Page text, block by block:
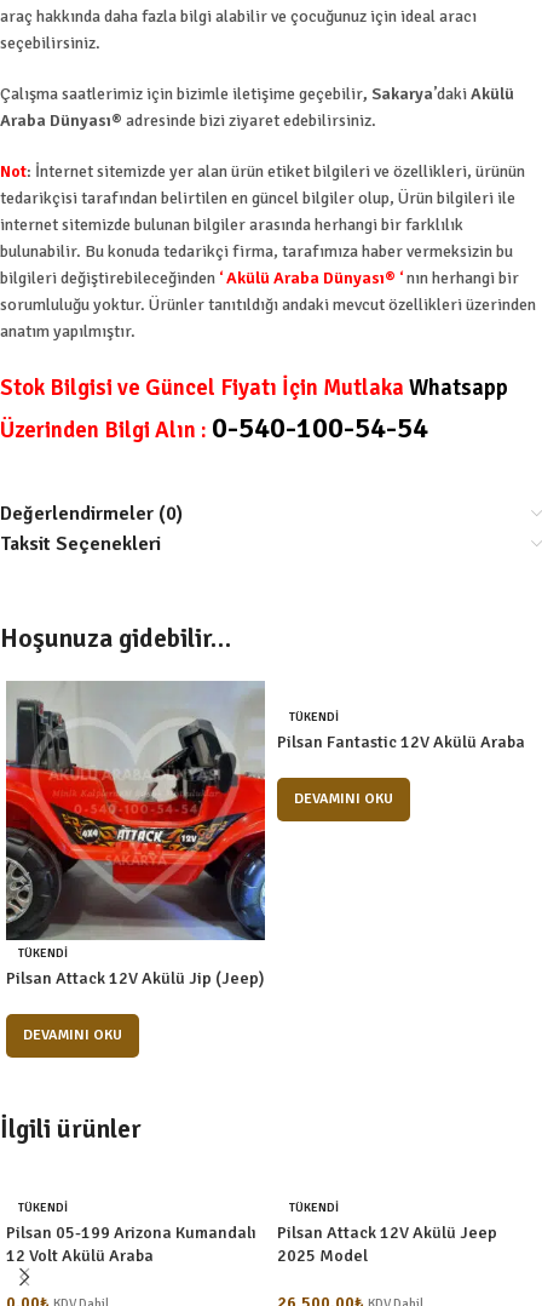
araç hakkında daha fazla bilgi alabilir ve çocuğunuz için ideal aracı
seçebilirsiniz.
Çalışma saatlerimiz için bizimle iletişime geçebilir, Sakarya’dakiAkülü
Araba Dünyası® adresinde bizi ziyaret edebilirsiniz.
Not: İnternet sitemizde yer alan ürün etiket bilgileri ve özellikleri, ürünün
tedarikçisi tarafından belirtilen en güncel bilgiler olup, Ürün bilgileri ile
internet sitemizde bulunan bilgiler arasında herhangi bir farklılık
bulunabilir. Bu konuda tedarikçi firma, tarafımıza haber vermeksizin bu
bilgileri değiştirebileceğinden ‘Akülü Araba Dünyası® ‘nın herhangi bir
sorumluluğu yoktur. Ürünler tanıtıldığı andaki mevcut özellikleri üzerinden
anatım yapılmıştır.
Stok Bilgisi ve Güncel Fiyatı İçin Mutlaka Whatsapp
Üzerinden Bilgi Alın : 0-540-100-54-54
Değerlendirmeler (0)
Taksit Seçenekleri
Hoşunuza gidebilir…
TÜKENDI
Pilsan Attack 12V Akülü Jip (Jeep)
DEVAMINI OKU
TÜKENDI
Pilsan Fantastic 12V Akülü Araba
DEVAMINI OKU
İlgili ürünler
TÜKENDI
Pilsan 05-199 Arizona Kumandalı
12 Volt Akülü Araba
TÜKENDI
Pilsan Attack 12V Akülü Jeep
2025 Model